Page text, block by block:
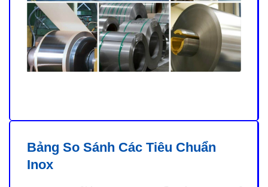
Bảng So Sánh Các Tiêu Chuẩn
Inox